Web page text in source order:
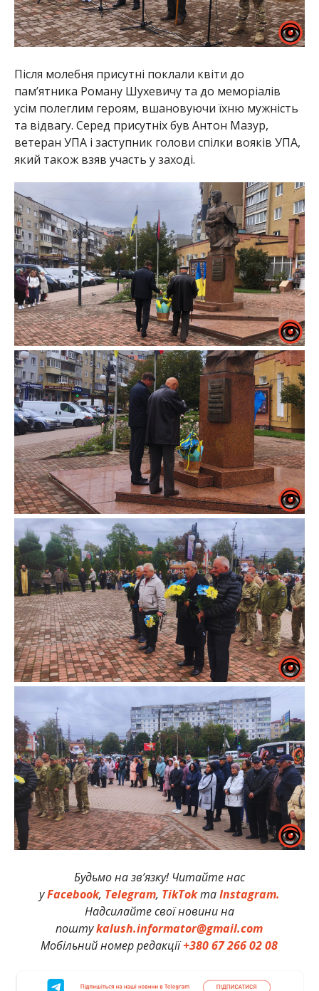
Після молебня присутні поклали квіти до
пам’ятника Роману Шухевичу та до меморіалів
усім полеглим героям, вшановуючи їхню мужність
та відвагу. Серед присутніх був Антон Мазур,
ветеран УПА і заступник голови спілки вояків УПА,
який також взяв участь у заході.
Будьмо на зв’язку! Читайте нас
уFacebook, Telegram, TikTokтаInstagram.
Надсилайте свої новини на
поштуkalush.informator@gmail.com
Мобільний номер редакції+380 67 266 02 08